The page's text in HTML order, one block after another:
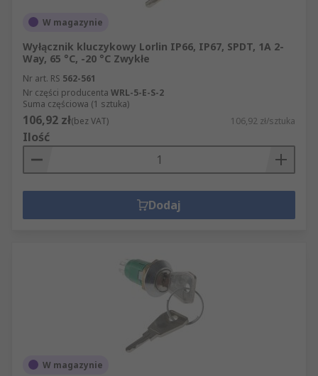
W magazynie
Wyłącznik kluczykowy Lorlin IP66, IP67, SPDT, 1A 2-
Way, 65 °C, -20 °C Zwykłe
Nr art. RS 562-561
Nr części producenta WRL-5-E-S-2
Suma częściowa (1 sztuka)
106,92 zł(bez VAT) 106,92 zł/sztuka
Ilość
Dodaj
W magazynie